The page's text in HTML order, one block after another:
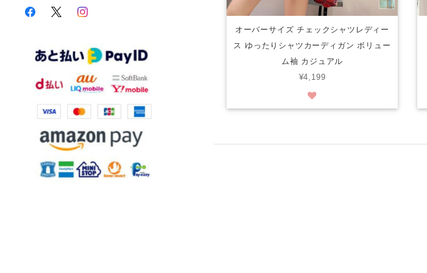
オーバーサイズ チェックシャツレディー
ス ゆったりシャツカーディガン ボリュー
ム袖 カジュアル
¥4,199